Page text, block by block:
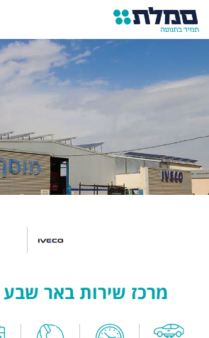
מרכז שירות באר שבע